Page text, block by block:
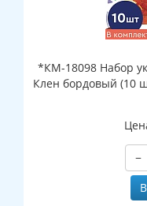
*КМ-18098 Набор
Клен бордовый (10
−